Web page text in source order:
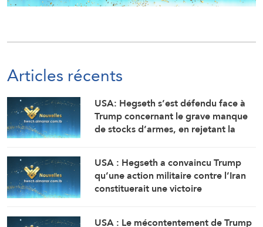
Articles récents
USA: Hegseth s’est défendu face à
Trump concernant le grave manque
de stocks d’armes, en rejetant la
Post, citant deux sources)
USA : Hegseth a convaincu Trump
qu’une action militaire contre l’Iran
constituerait une victoire
(Washington Post, citant des
USA : Le mécontentement de Trump